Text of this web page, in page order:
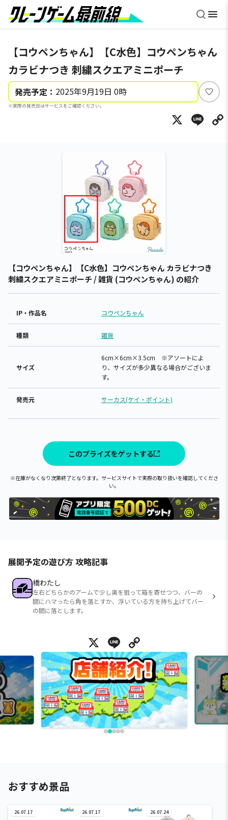
【コウペンちゃん】【C水色】コウペンちゃん
カラビナつき 刺繍スクエアミニポーチ
発売予定： 2025年9月19日 0時
※実際の発売日はサービスをご確認ください。
い
ね
X
【コウペンちゃん】【C水色】コウペンちゃん カラビナつき
刺繍スクエアミニポーチ / 雑貨 (コウペンちゃん) の紹介
IP・作品名 コウペンちゃん
種類 雑貨
サイズ
6cm×6cm×3.5cm ※アソートによ
り、サイズが多少異なる場合がございま
す。
発売元 サーカス(ケイ・ポイント)
このプライズをゲットする
※在庫がなくなり次第終了となります。サービスサイトで実際の取り扱いを確認してくださ
い。
展開予定の遊び方 攻略記事
橋わたし
左右どちらかのアームで少し奥を狙って箱を寄せつつ、バーの
間にハマったら角を落とすか、浮いている方を持ち上げてバー
の間に落とします。
X Line
おすすめ景品
26.07.17 26.07.17 26.07.24